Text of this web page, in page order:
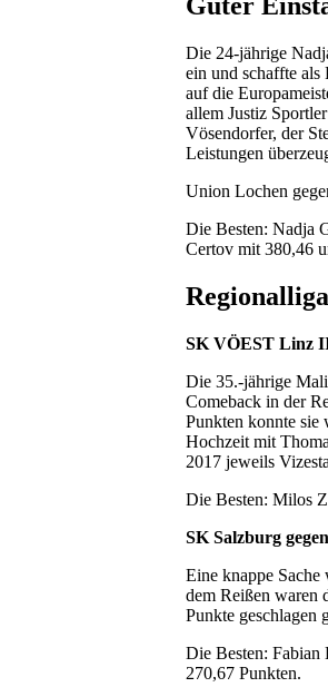
Die 24-jährige
ein und schaffte als
auf die
allem Justiz
Vösendorfer, der
Leistungen
Union Lochen
Die Besten: Nadja
Certov mit 380,46
Regionalliga
SK VÖEST Linz
Die 35.-jährige
Comeback in der
Punkten konnte sie
Hochzeit mit
2017 jeweils
Die Besten: Milos
SK Salzburg
Eine knappe
dem Reißen waren
Punkte geschlagen
Die Besten:
270,67 Punkten.